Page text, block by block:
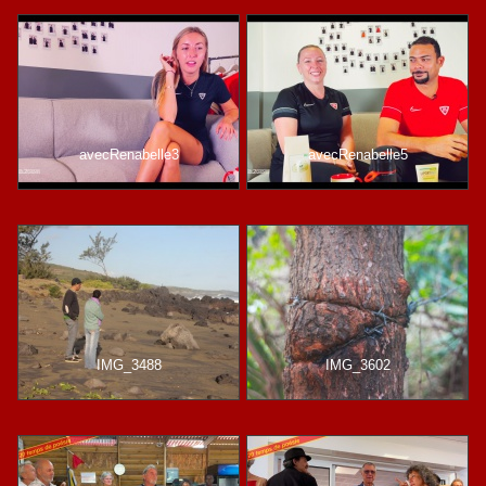
avecRenabelle3 avecRenabelle5
IMG_3488 IMG_3602